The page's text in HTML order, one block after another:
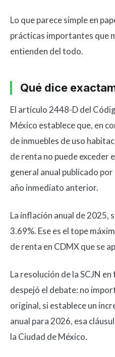
Lo que parece simple en
prácticas importantes que
entienden del todo.
Qué dice
El artículo 2448-D del
México establece que, en
de inmuebles de uso
de renta no puede exceder
general anual publicado
año inmediato anterior.
La inflación anual de 2025,
3.69%. Ese es el tope
de renta en CDMX que se
La resolución de la SCJN
despejó el debate: no
original, si establece un
anual para 2026, esa
la Ciudad de México.